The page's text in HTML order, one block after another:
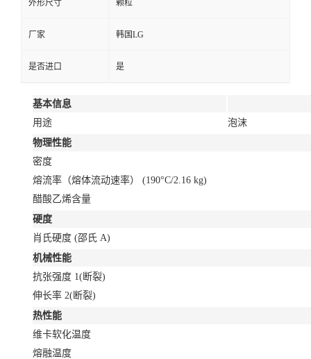
外形尺寸 颗粒
厂家 韩国LG
是否进口 是
基本信息
用途
泡沫
物理性能
密度
熔流率（熔体流动速率） (190°C/2.16 kg)
醋酸乙烯含量
硬度
肖氏硬度 (邵氏 A)
机械性能
抗张强度 1(断裂)
伸长率 2(断裂)
热性能
维卡软化温度
熔融温度